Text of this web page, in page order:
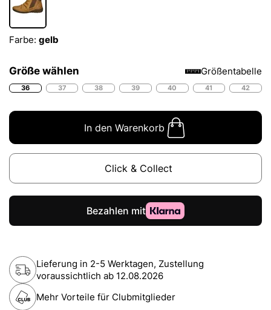
Farbe: gelb
Größe wählen Größentabelle
36 37 38 39 40 41 42
In den Warenkorb
Click & Collect
Lieferung in 2-5 Werktagen, Zustellung
voraussichtlich ab 12.08.2026
Mehr Vorteile für Clubmitglieder